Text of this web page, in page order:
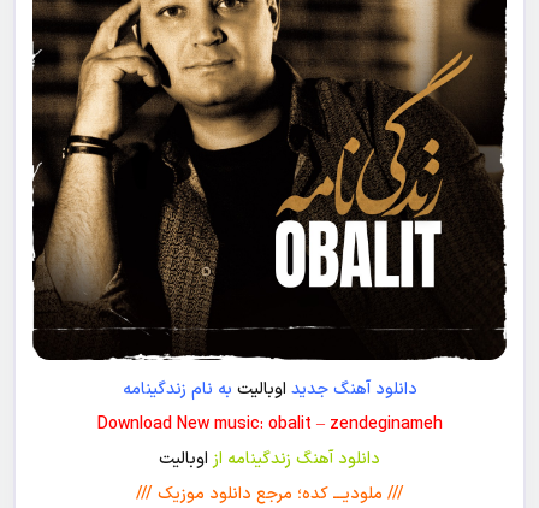
دانلود آهنگ جدید اوبالیت به نام زندگینامه
Download New music: obalit – zendeginameh
دانلود آهنگ زندگینامه از اوبالیت
/// ملودیـــ کده؛ مرجع دانلود موزیک ///